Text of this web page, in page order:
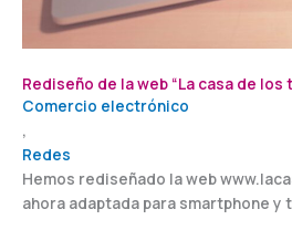
Rediseño de la web “La casa de los
Comercio electrónico
,
Redes
Hemos rediseñado la web
ahora adaptada para smartphone y